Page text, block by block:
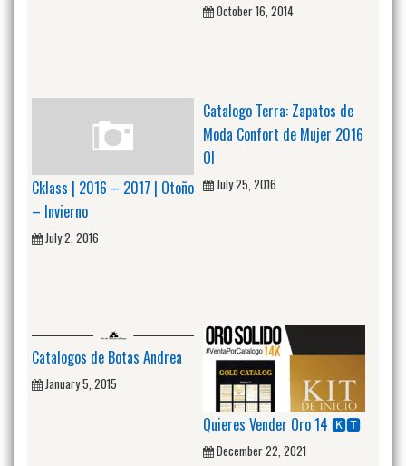
October 16, 2014
Cklass | 2016 – 2017 | Otoño
– Invierno
July 2, 2016
Catalogo Terra: Zapatos de
Moda Confort de Mujer 2016
OI
July 25, 2016
Catalogos de Botas Andrea
January 5, 2015
Quieres Vender Oro 14 🅺🆃
December 22, 2021